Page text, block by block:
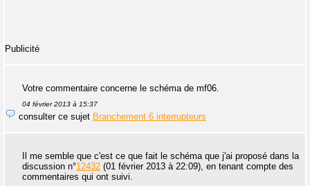
Publicité
Votre commentaire concerne le schéma de mf06.
04 février 2013 à 15:37
consulter ce sujet Branchement 6 interrupteurs
Il me semble que c'est ce que fait le schéma que j'ai proposé dans la
discussion n°12432 (01 février 2013 à 22:09), en tenant compte des
commentaires qui ont suivi.